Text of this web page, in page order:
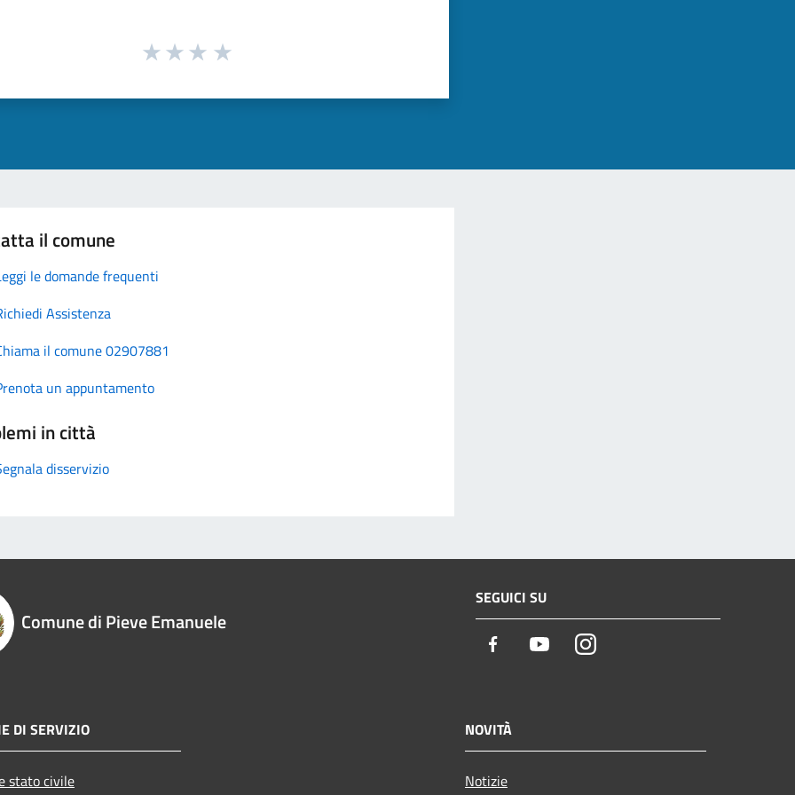
il comune
le domande frequenti
Assistenza
il comune 02907881
un appuntamento
in città
disservizio
Comune di Pieve Emanuele
SEGUICI SU
Facebook YoutubeInstagram
DI SERVIZIO
stato civile
NOVITÀ
Notizie